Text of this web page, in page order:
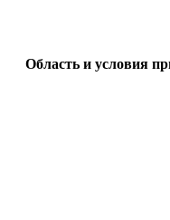
Область и условия